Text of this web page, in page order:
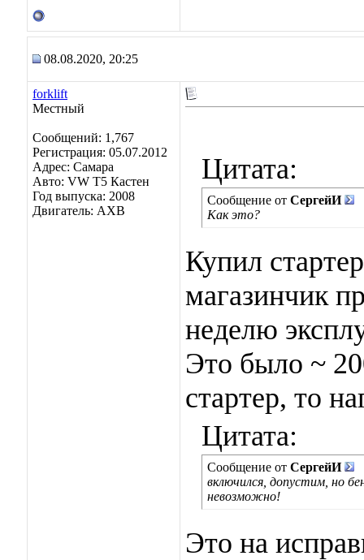
08.08.2020, 20:25
forklift
Местный
Сообщений: 1,767
Регистрация: 05.07.2012
Адрес: Самара
Авто: VW Т5 Кастен
Год выпуска: 2008
Двигатель: АХВ
Цитата:
Сообщение от СергейИ
Как это?
Купил
магазинчик
неделю
Это было ~
стартер, то
Цитата:
Сообщение от СергейИ
включился, допустим, но
невозможно!
Это на